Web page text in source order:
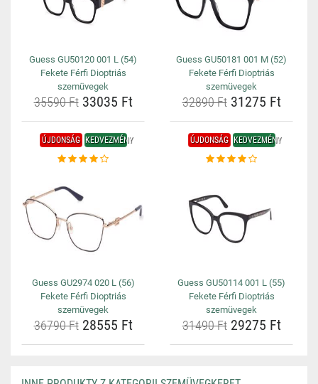
Guess GU50120 001 L (54)
Fekete Férfi Dioptriás
szemüvegek
35590 Ft33035 Ft
Guess GU50181 001 M (52)
Fekete Férfi Dioptriás
szemüvegek
32890 Ft31275 Ft
ÚJDONSÁG KEDVEZMÉNY
Guess GU2974 020 L (56)
Fekete Férfi Dioptriás
szemüvegek
36790 Ft28555 Ft
ÚJDONSÁG KEDVEZMÉNY
Guess GU50114 001 L (55)
Fekete Férfi Dioptriás
szemüvegek
31490 Ft29275 Ft